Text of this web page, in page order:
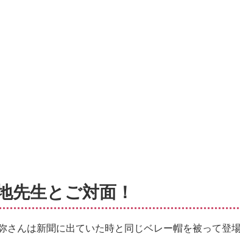
先生とご対面！
さんは新聞に出ていた時と同じベレー帽を被って登